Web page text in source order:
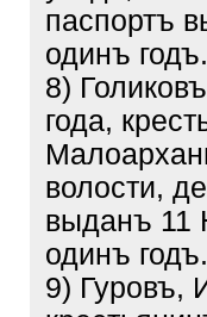
паспортъ
одинъ годъ.
8)
года,
волости,
выданъ 11
одинъ годъ.
9) Гуровъ,